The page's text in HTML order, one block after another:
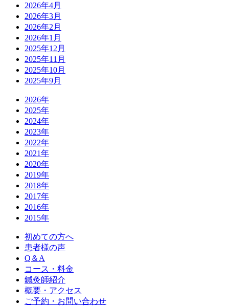
2026年4月
2026年3月
2026年2月
2026年1月
2025年12月
2025年11月
2025年10月
2025年9月
2026年
2025年
2024年
2023年
2022年
2021年
2020年
2019年
2018年
2017年
2016年
2015年
初めての方へ
患者様の声
Q＆A
コース・料金
鍼灸師紹介
概要・アクセス
ご予約・お問い合わせ